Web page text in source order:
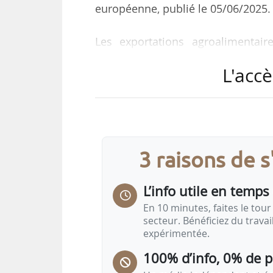
européenne, publié le 05/06/2025.
Les exportations
Royaume-Uni restait la
enregistraient une croissance de
3 raisons de
L’info utile en
En 10 minutes, faites le tour
secteur. Bénéficiez du
expérimentée.
100% d’info, 0% de